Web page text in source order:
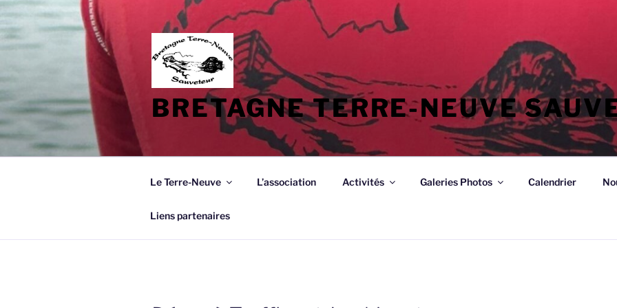
Aller
contenu
BRETAGNE TERRE-NEUVE
Le Terre-Neuve L’association Activités Galeries Photos Calendrier
Liens partenaires